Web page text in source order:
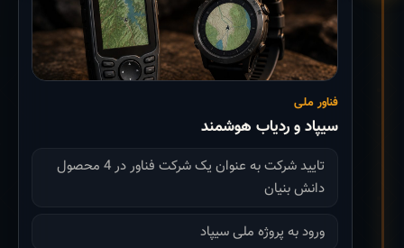
فناور ملی
سیپاد و ردیاب هوشمند
تایید شرکت به عنوان یک شرکت فناور در 4 محصول
دانش بنیان
ورود به پروژه ملی سیپاد